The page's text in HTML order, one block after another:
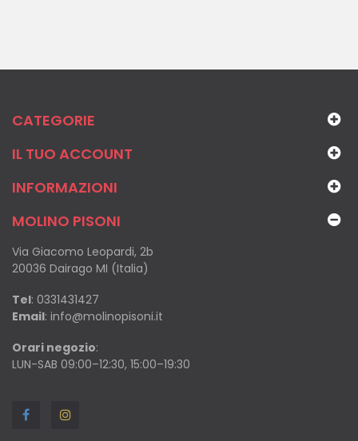
CATEGORIE
IL TUO ACCOUNT
INFORMAZIONI
MOLINO PISONI
Via Giacomo Leopardi, 2b
20036 Dairago MI (Italia)
Tel: 0331431427
Email: info@molinopisoni.it
Orari negozio:
LUN-SAB 09:00–12:30, 15:00–19:30